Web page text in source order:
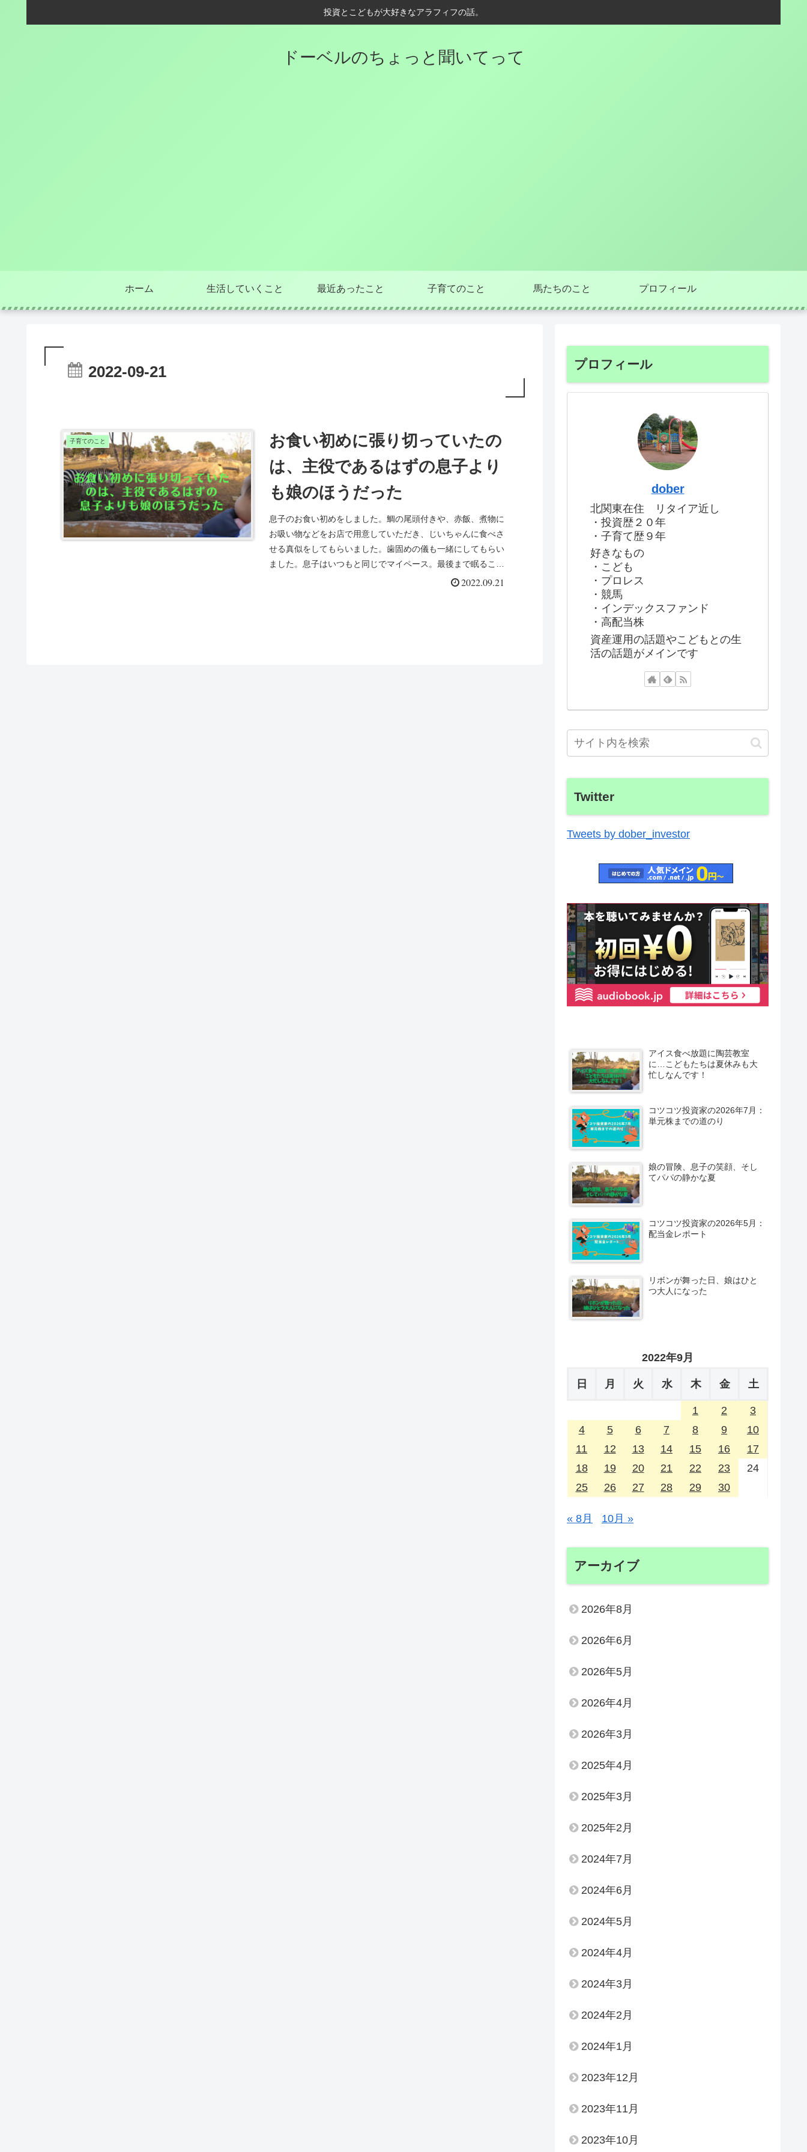
投資とこどもが大好きなアラフィフの話。
ドーベルのちょっと聞いてって
ホーム 生活していくこと 最近あったこと 子育てのこと 馬たちのこと プロフィール
2022-09-21
子育てのこと
お食い初めに張り切っていたの
は、主役であるはずの息子より
も娘のほうだった
息子のお食い初めをしました。鯛の尾頭付きや、赤飯、煮物に
お吸い物などをお店で用意していただき、じいちゃんに食べさ
せる真似をしてもらいました。歯固めの儀も一緒にしてもらい
ました。息子はいつもと同じでマイペース。最後まで眠ること
2022.09.21
プロフィール
dober
北関東在住 リタイア近し
・投資歴２０年
・子育て歴９年
好きなもの
・こども
・プロレス
・競馬
・インデックスファンド
・高配当株
資産運用の話題やこどもとの生
活の話題がメインです
Twitter
Tweets by dober_investor
アイス食べ放題に陶芸教室
に…こどもたちは夏休みも大
忙しなんです！
コツコツ投資家の2026年7月：
単元株までの道のり
娘の冒険、息子の笑顔、そし
てパパの静かな夏
コツコツ投資家の2026年5月：
配当金レポート
リボンが舞った日、娘はひと
つ大人になった
2022年9月
日 月 火 水 木 金 土
1 2
3
4
5 6 7 8 9
10
11
12 13 14 15 16
17
18
19 20 21 22 23
24
25
26 27 28 29 30
« 8月 10月 »
アーカイブ
2026年8月
2026年6月
2026年5月
2026年4月
2026年3月
2025年4月
2025年3月
2025年2月
2024年7月
2024年6月
2024年5月
2024年4月
2024年3月
2024年2月
2024年1月
2023年12月
2023年11月
2023年10月